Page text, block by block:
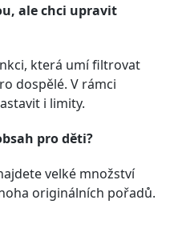
ale chci upravit
která umí filtrovat
dospělé. V rámci
i limity.
pro děti?
velké množství
originálních pořadů.